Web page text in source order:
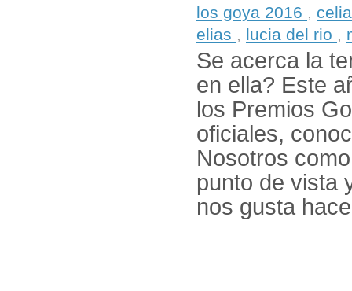
los goya 2016 ,
elias , lucia del rio ,
Se acerca la
en ella? Este
los Premios
oficiales,
Nosotros
punto de vista
nos gusta